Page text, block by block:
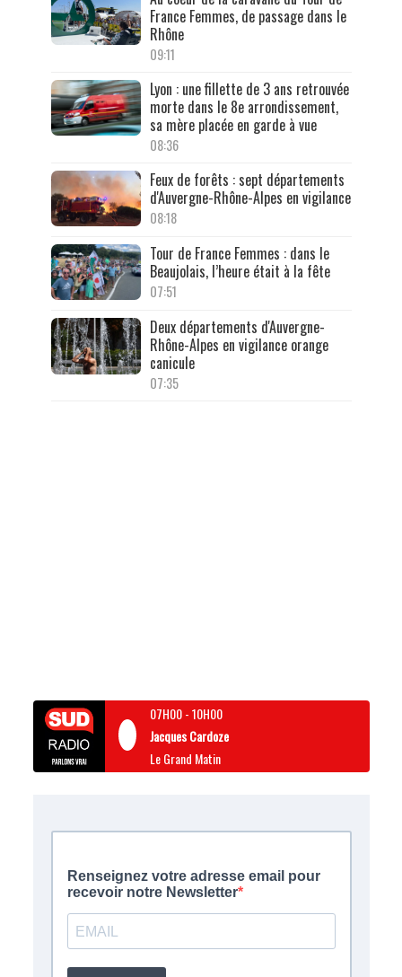
France Femmes, de passage dans le
Rhône
09:11
Lyon : une fillette de 3 ans retrouvée
morte dans le 8e arrondissement,
sa mère placée en garde à vue
08:36
Feux de forêts : sept départements
d'Auvergne-Rhône-Alpes en vigilance
08:18
Tour de France Femmes : dans le
Beaujolais, l’heure était à la fête
07:51
Deux départements d'Auvergne-
Rhône-Alpes en vigilance orange
canicule
07:35
07H00-10H00
Jacques Cardoze
Le Grand Matin